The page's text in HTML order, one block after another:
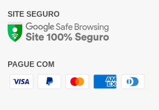
SITE SEGURO
PAGUE COM